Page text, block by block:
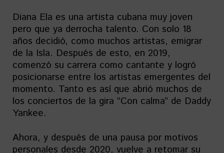
Diana Ela es una artista cubana muy joven
pero que ya derrocha talento. Con solo 18
años decidió, como muchos artistas, emigrar
de la Isla. Después de esto, en 2019,
comenzó su carrera como cantante y logró
posicionarse entre los artistas emergentes del
momento. Tanto es así que abrió muchos de
los conciertos de la gira “Con calma” de Daddy
Yankee.
Ahora, y después de una pausa por motivos
personales desde 2020, vuelve a retomar su